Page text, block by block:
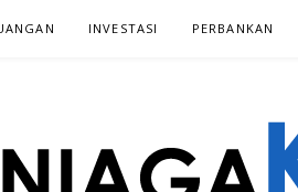
INVESTASI‎ PERBANKAN‎